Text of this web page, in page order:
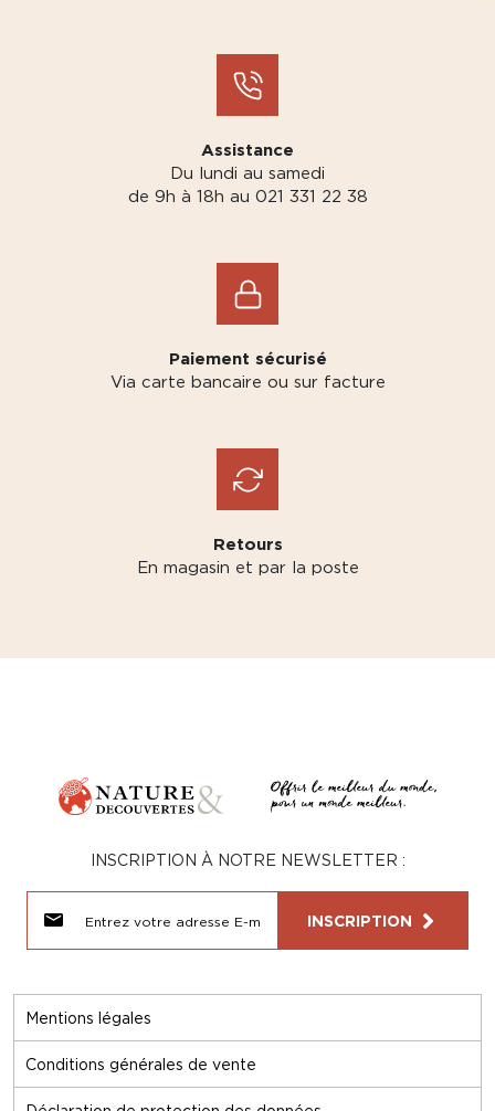
Assistance
Du lundi au samedi
de 9h à 18h au 021 331 22 38
Paiement sécurisé
Via carte bancaire ou sur facture
Retours
En magasin et par la poste
Mentions légales
Conditions générales de vente
INSCRIPTION À NOTRE NEWSLETTER :
INSCRIPTION